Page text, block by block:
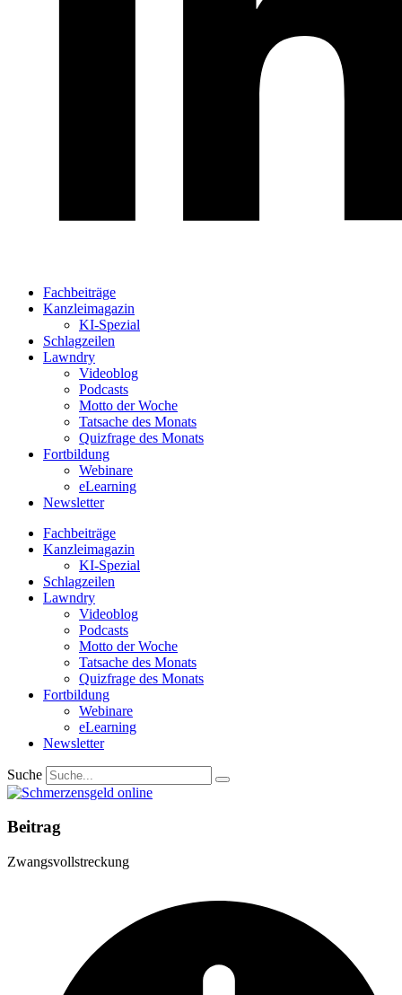
Fachbeiträge
Kanzleimagazin
KI-Spezial
Schlagzeilen
Lawndry
Videoblog
Podcasts
Motto der Woche
Tatsache des Monats
Quizfrage des Monats
Fortbildung
Webinare
eLearning
Newsletter
Fachbeiträge
Kanzleimagazin
KI-Spezial
Schlagzeilen
Lawndry
Videoblog
Podcasts
Motto der Woche
Tatsache des Monats
Quizfrage des Monats
Fortbildung
Webinare
eLearning
Newsletter
Suche
Beitrag
Zwangsvollstreckung